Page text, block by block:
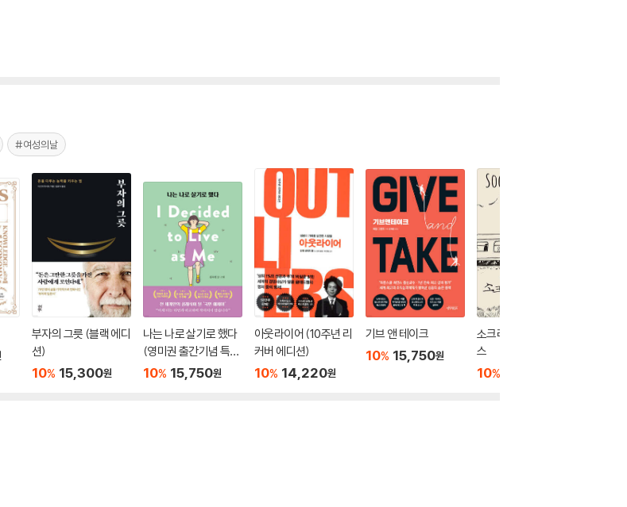
#여성의날
부자의 그릇 (블랙 에디
션)
10% 15,300원
나는 나로 살기로 했다
(영미권 출간기념 특별
판)
10% 15,750원
아웃라이어 (10주년 리
커버 에디션)
10% 14,220원
기브 앤 테이크
10% 15,750원
소크라테스 익스프레
스
10%